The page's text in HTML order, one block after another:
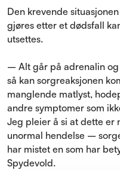
Den krevende
gjøres etter et dødsfall
utsettes.
– Alt går på adrenalin
så kan sorgreaksjonen
manglende matlyst,
andre symptomer som
Jeg pleier å si at dette er
unormal hendelse –
har mistet en som har
Spydevold.